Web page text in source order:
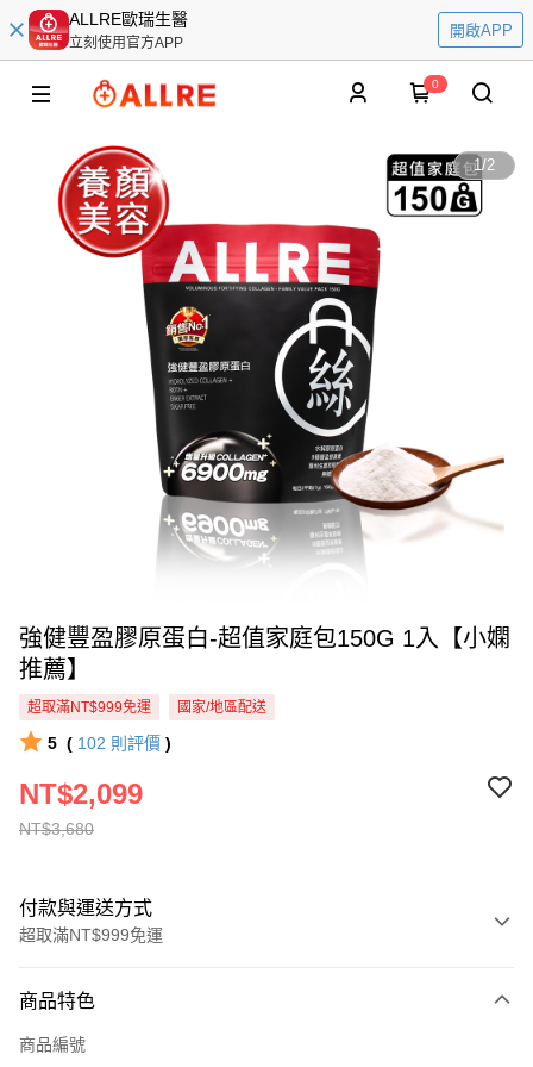
ALLRE歐瑞生醫
立刻使用官方APP
開啟APP
0
1/2
強健豐盈膠原蛋白-超值家庭包150G 1入【小嫻
推薦】
超取滿NT$999免運 國家/地區配送
5 ( 102 則評價 )
NT$3,680
NT$2,099
付款與運送方式
超取滿NT$999免運
信用卡一次付款
超商取貨付款
商品特色
商品編號